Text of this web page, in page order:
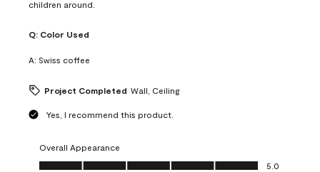
children around.
Q: Color Used
A: Swiss coffee
Project Completed Wall, Ceiling
Yes, I recommend this product.
Overall Appearance
Overall Appearance, 5.0 out of 5
5.0